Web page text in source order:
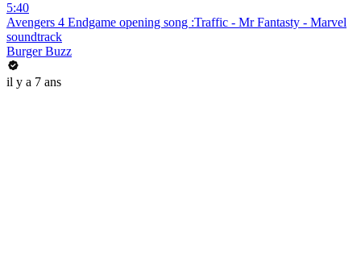
5:40
Avengers 4 Endgame opening song :Traffic - Mr Fantasty - Marvel
soundtrack
Burger Buzz
il y a 7 ans